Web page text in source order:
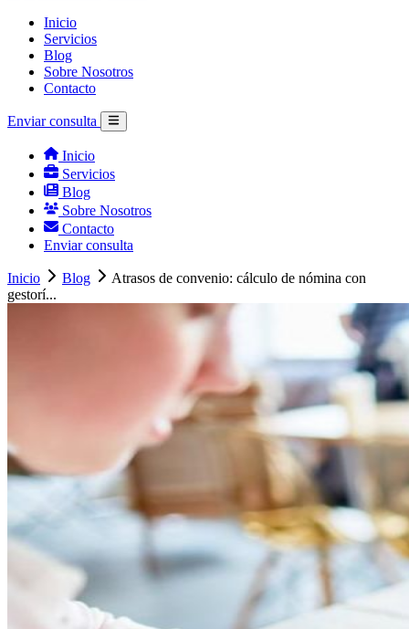
Inicio
Servicios
Blog
Sobre Nosotros
Contacto
Enviar consulta
Inicio
Servicios
Blog
Sobre Nosotros
Contacto
Enviar consulta
Inicio Blog
Atrasos de convenio: cálculo de nómina con
gestorí...